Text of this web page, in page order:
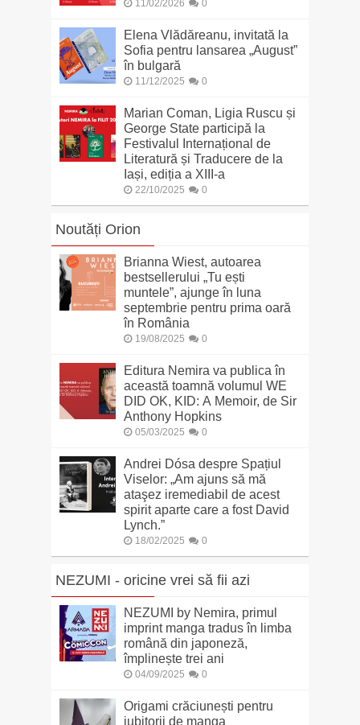
11/02/2026 0
Elena Vlădăreanu, invitată la
Sofia pentru lansarea „August”
în bulgară
11/12/2025 0
Marian Coman, Ligia Ruscu și
George State participă la
Festivalul Internațional de
Literatură și Traducere de la
Iași, ediția a XIII-a
22/10/2025 0
Noutăți Orion
Brianna Wiest, autoarea
bestsellerului „Tu ești
muntele”, ajunge în luna
septembrie pentru prima oară
în România
19/08/2025 0
Editura Nemira va publica în
această toamnă volumul WE
DID OK, KID: A Memoir, de Sir
Anthony Hopkins
05/03/2025 0
Andrei Dósa despre Spațiul
Viselor: „Am ajuns să mă
ataşez iremediabil de acest
spirit aparte care a fost David
Lynch.”
18/02/2025 0
NEZUMI - oricine vrei să fii azi
NEZUMI by Nemira, primul
imprint manga tradus în limba
română din japoneză,
împlinește trei ani
04/09/2025 0
Origami crăciunești pentru
iubitorii de manga